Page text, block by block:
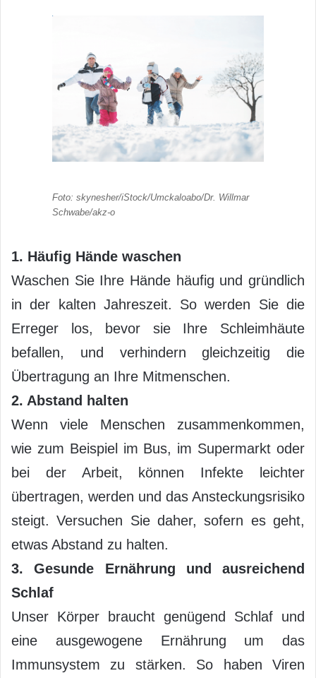
Foto: skynesher/iStock/Umckaloabo/Dr. Willmar
Schwabe/akz-o
1. Häufig Hände waschen
Waschen Sie Ihre Hände häufig und gründlich
in der kalten Jahreszeit. So werden Sie die
Erreger los, bevor sie Ihre Schleimhäute
befallen, und verhindern gleichzeitig die
Übertragung an Ihre Mitmenschen.
2. Abstand halten
Wenn viele Menschen zusammenkommen,
wie zum Beispiel im Bus, im Supermarkt oder
bei der Arbeit, können Infekte leichter
übertragen, werden und das Ansteckungsrisiko
steigt. Versuchen Sie daher, sofern es geht,
etwas Abstand zu halten.
3. Gesunde Ernährung und ausreichend
Schlaf
Unser Körper braucht genügend Schlaf und
eine ausgewogene Ernährung um das
Immunsystem zu stärken. So haben Viren